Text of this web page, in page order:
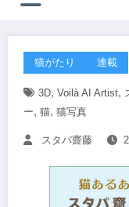
猫がたり 連載
3D, Voilà AI Artist,
ー, 猫, 猫写真
スタパ齋藤